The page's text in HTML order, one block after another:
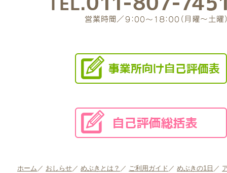
ホーム ／ おしらせ／ めぶきとは？ ／ ご利用ガイド ／ めぶきの1日 ／